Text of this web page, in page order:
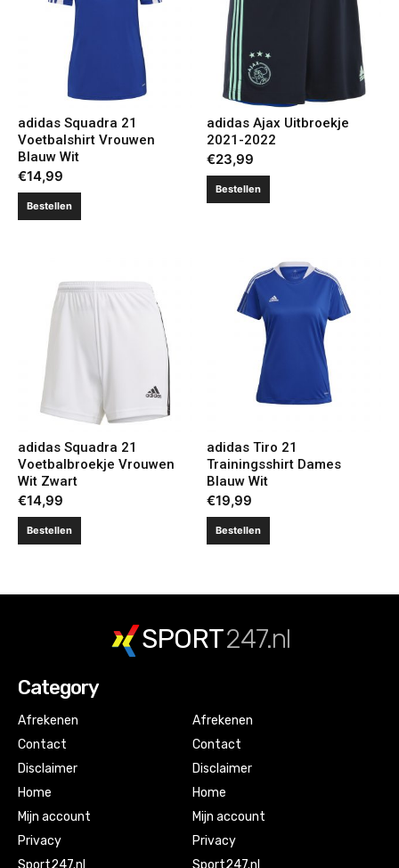
adidas Squadra 21
Voetbalshirt Vrouwen
Blauw Wit
€14,99
Bestellen
adidas Ajax Uitbroekje
2021-2022
€23,99
Bestellen
adidas Squadra 21
Voetbalbroekje Vrouwen
Wit Zwart
€14,99
Bestellen
adidas Tiro 21
Trainingsshirt Dames
Blauw Wit
€19,99
Bestellen
SPORT247.nl
Category
Afrekenen
Contact
Disclaimer
Home
Mijn account
Privacy
Afrekenen
Contact
Disclaimer
Home
Mijn account
Privacy